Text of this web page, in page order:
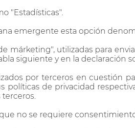
"Estadísticas".
emergente esta opción
márketing", utilizadas para
siguiente y en la declaración
por terceros en cuestión
de privacidad
terceros.
no se requiere